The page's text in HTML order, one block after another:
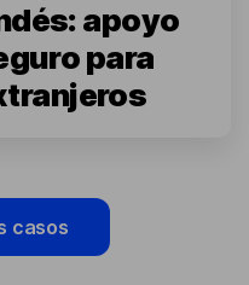
apoyo
para
casos